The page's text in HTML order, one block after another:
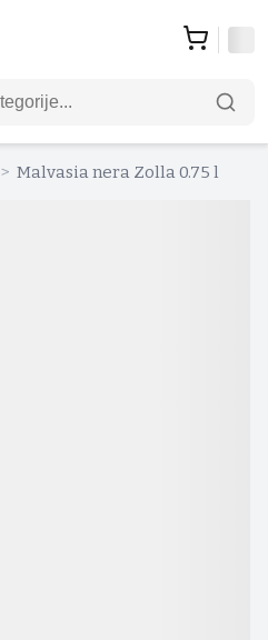
> Malvasia nera Zolla 0.75 l